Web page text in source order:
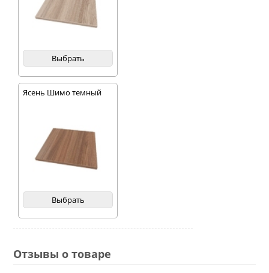
Выбрать
Ясень Шимо темный
Выбрать
Отзывы о товаре